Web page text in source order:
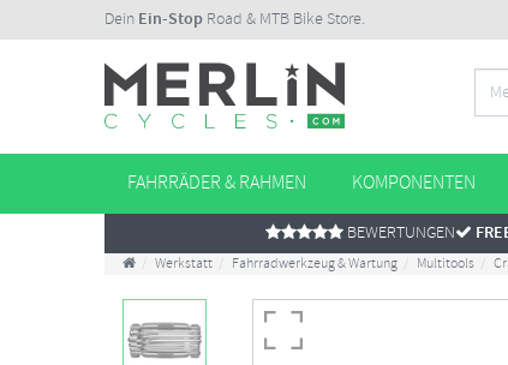
Dein Ein-Stop Road & MTB Bike Store.
FAHRRÄDER & RAHMEN KOMPONENTEN
BEWERTUNGEN
Werkstatt Fahrradwerkzeug & Wartung Multitools